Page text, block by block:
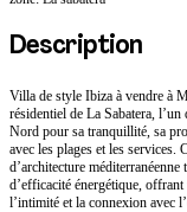
Description
Villa de style Ibiza à vendre à
résidentiel de La Sabatera,
Nord pour sa tranquillité, sa
avec les plages et les services.
d’architecture
d’efficacité énergétique,
l’intimité et la connexion avec